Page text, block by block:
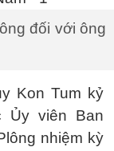
đối với ông
Kon Tum kỷ
Ủy viên Ban
nhiệm kỳ